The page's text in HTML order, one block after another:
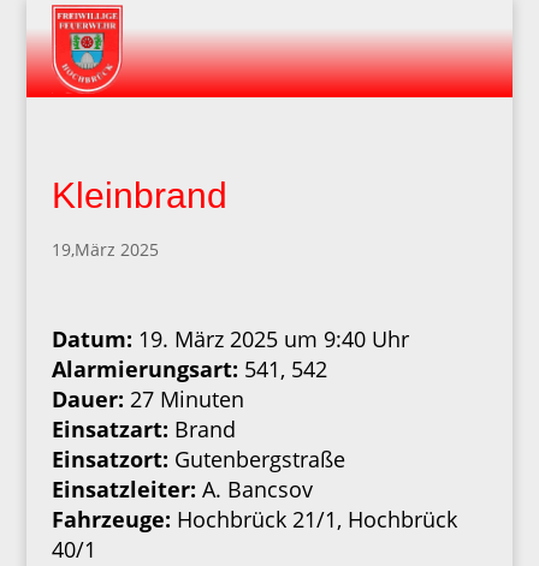
Kleinbrand
19,März 2025
Datum: 19. März 2025 um 9:40 Uhr
Alarmierungsart: 541, 542
Dauer: 27 Minuten
Einsatzart: Brand
Einsatzort: Gutenbergstraße
Einsatzleiter: A. Bancsov
Fahrzeuge: Hochbrück 21/1, Hochbrück
40/1